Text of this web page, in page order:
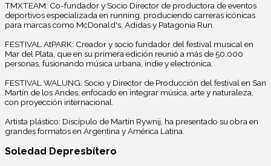
TMXTEAM: Co-fundador y Socio Director de productora de eventos
deportivos especializada en running, produciendo carreras icónicas
para marcas como McDonald's, Adidas y Patagonia Run.
FESTIVAL AtPARK: Creador y socio fundador del festival musical en
Mar del Plata, que en su primera edición reunió a más de 50,000
personas, fusionando música urbana, indie y electrónica.
FESTIVAL WALUNG: Socio y Director de Producción del festival en San
Martín de los Andes, enfocado en integrar música, arte y naturaleza,
con proyección internacional.
Artista plástico: Discípulo de Martín Rywnij, ha presentado su obra en
grandes formatos en Argentina y América Latina.
Soledad Depresbítero